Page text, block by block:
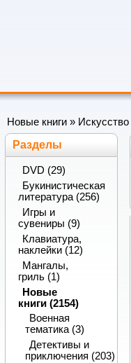
Новые книги » Искусство
Разделы
DVD (29)
Букинистическая
литература (256)
Игры и
сувениры (9)
Клавиатура,
наклейки (12)
Мангалы,
гриль (1)
Новые
книги (2154)
Военная
тематика (3)
Детективы и
приключения (203)